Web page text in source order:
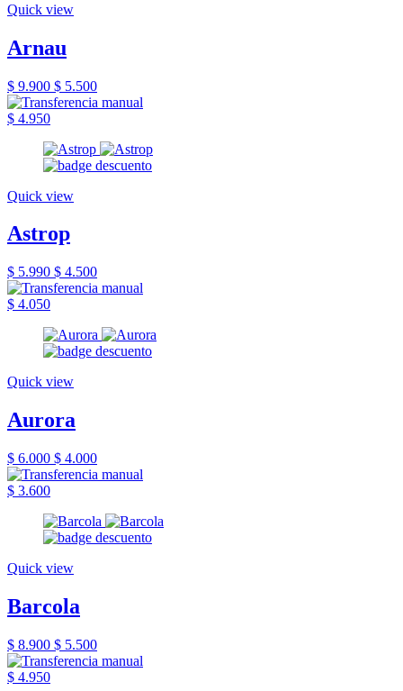
Quick view
Arnau
$ 9.900 $ 5.500
$ 4.950
Quick view
Astrop
$ 5.990 $ 4.500
$ 4.050
Quick view
Aurora
$ 6.000 $ 4.000
$ 3.600
Quick view
Barcola
$ 8.900 $ 5.500
$ 4.950